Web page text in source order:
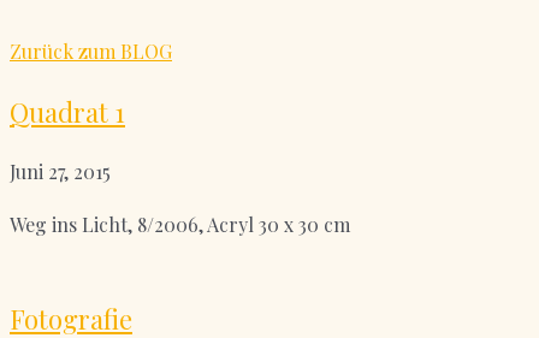
Zurück zum BLOG
Quadrat 1
Juni 27, 2015
Weg ins Licht, 8/2006, Acryl 30 x 30 cm
Fotografie